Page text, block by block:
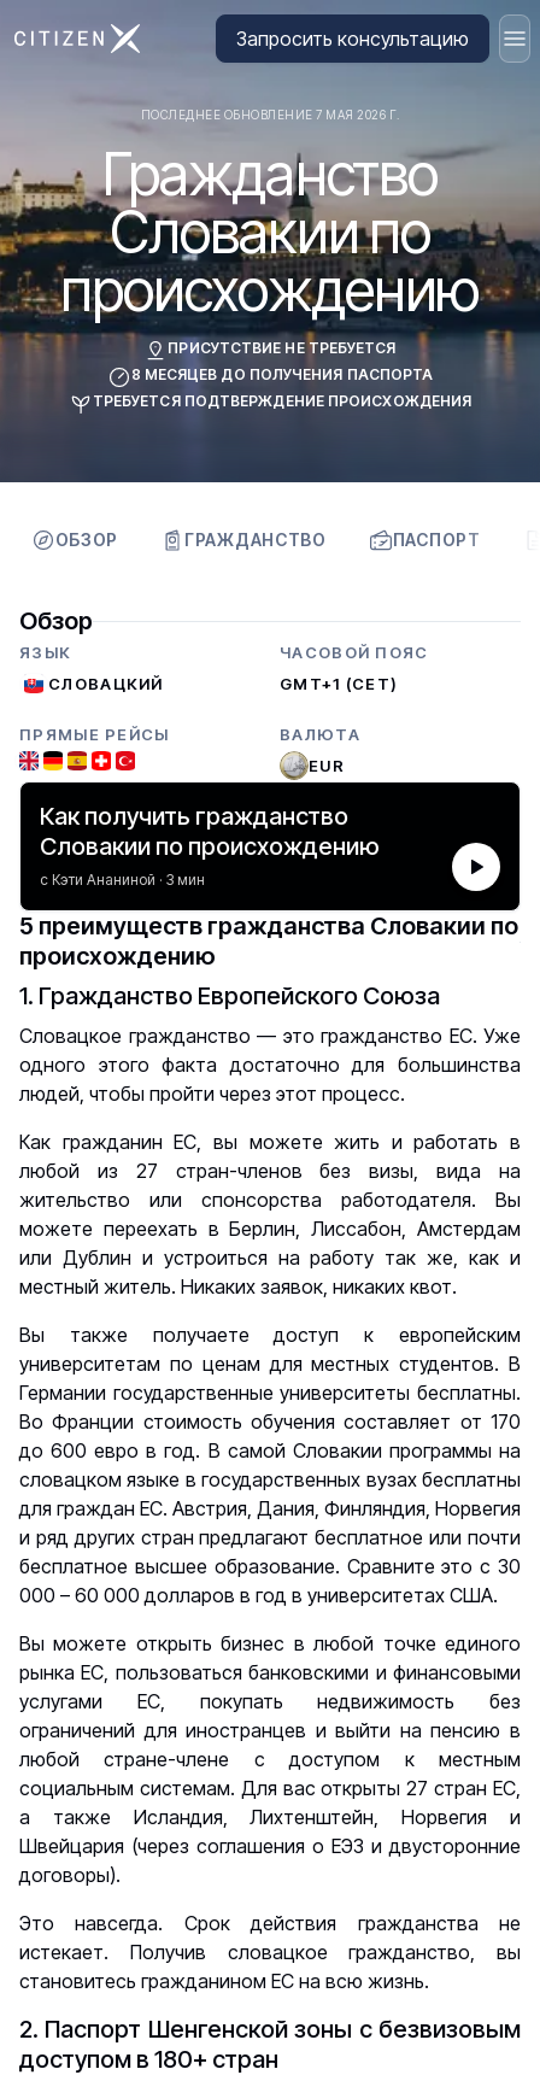
Перейти на главную страницу CitizenX
Запросить консультацию
ПОСЛЕДНЕЕ ОБНОВЛЕНИЕ 7 МАЯ 2026 Г.
Гражданство
Словакиипо
происхождению
ПРИСУТСТВИЕ НЕ ТРЕБУЕТСЯ
8 МЕСЯЦЕВ ДО ПОЛУЧЕНИЯ ПАСПОРТА
ТРЕБУЕТСЯ ПОДТВЕРЖДЕНИЕ ПРОИСХОЖДЕНИЯ
ОБЗОР ГРАЖДАНСТВО ПАСПОРТ
Обзор
ЯЗЫК
СЛОВАЦКИЙ
ЧАСОВОЙ ПОЯС
GMT+1 (CET)
ПРЯМЫЕ РЕЙСЫ
ВАЛЮТА
EUR
Как получить гражданство
Словакии по происхождению
с Кэти Ананиной · 3 мин
5 преимуществ гражданства Словакии по
происхождению
1. Гражданство Европейского Союза
Словацкое гражданство — это гражданство ЕС. Уже
одного этого факта достаточно для большинства
людей, чтобы пройти через этот процесс.
Как гражданин ЕС, вы можете жить и работать в
любой из 27 стран-членов без визы, вида на
жительство или спонсорства работодателя. Вы
можете переехать в Берлин, Лиссабон, Амстердам
или Дублин и устроиться на работу так же, как и
местный житель. Никаких заявок, никаких квот.
Вы также получаете доступ к европейским
университетам по ценам для местных студентов. В
Германии государственные университеты бесплатны.
Во Франции стоимость обучения составляет от 170
до 600 евро в год. В самой Словакии программы на
словацком языке в государственных вузах бесплатны
для граждан ЕС. Австрия, Дания, Финляндия, Норвегия
и ряд других стран предлагают бесплатное или почти
бесплатное высшее образование. Сравните это с 30
000 – 60 000 долларов в год в университетах США.
Вы можете открыть бизнес в любой точке единого
рынка ЕС, пользоваться банковскими и финансовыми
услугами ЕС, покупать недвижимость без
ограничений для иностранцев и выйти на пенсию в
любой стране-члене с доступом к местным
социальным системам. Для вас открыты 27 стран ЕС,
а также Исландия, Лихтенштейн, Норвегия и
Швейцария (через соглашения о ЕЭЗ и двусторонние
договоры).
Это навсегда. Срок действия гражданства не
истекает. Получив словацкое гражданство, вы
становитесь гражданином ЕС на всю жизнь.
2. Паспорт Шенгенской зоны с безвизовым
доступом в 180+ стран